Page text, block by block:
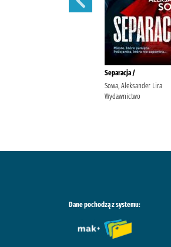
Separacja /
Sowa, Aleksander Lira
Wydawnictwo
Dane pochodzą z systemu: